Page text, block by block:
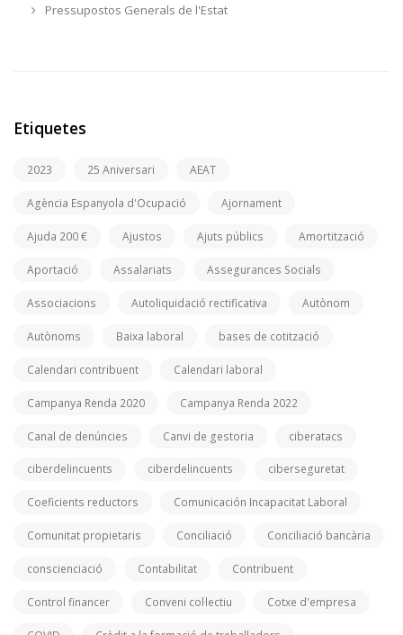
Pressupostos Generals de l'Estat
Etiquetes
2023 25 Aniversari AEAT
Agència Espanyola d'Ocupació Ajornament
Ajuda 200 € Ajustos Ajuts públics Amortització
Aportació Assalariats Assegurances Socials
Associacions Autoliquidació rectificativa Autònom
Autònoms Baixa laboral bases de cotització
Calendari contribuent Calendari laboral
Campanya Renda 2020 Campanya Renda 2022
Canal de denúncies Canvi de gestoria ciberatacs
ciberdelincuents ciberdelincuents ciberseguretat
Coeficients reductors Comunicación Incapacitat Laboral
Comunitat propietaris Conciliació Conciliació bancària
conscienciació Contabilitat Contribuent
Control financer Conveni col·lectiu Cotxe d'empresa